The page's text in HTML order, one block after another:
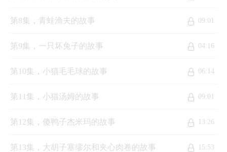
第8集，青蛙渔夫的故事 09:01
第9集，一只坏兔子的故事 04:16
第10集，小猫毛毛球的故事 06:14
第11集，小猫汤姆的故事 09:01
第12集，傻鸭子杰米玛的故事 13:26
第13集，大胡子塞缪尔和夹心肉卷的故事 15:53